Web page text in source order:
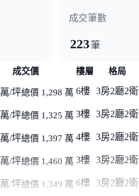
成交筆數
223筆
成交價 樓層 格局
萬/坪總價 1,298 萬 6樓 3房2廳2衛
萬/坪總價 1,325 萬 3樓 3房2廳2衛
萬/坪總價 1,397 萬 4樓 3房2廳2衛
萬/坪總價 1,460 萬 3樓 3房2廳2衛
萬/坪總價 1,349 萬 6樓 3房2廳2衛